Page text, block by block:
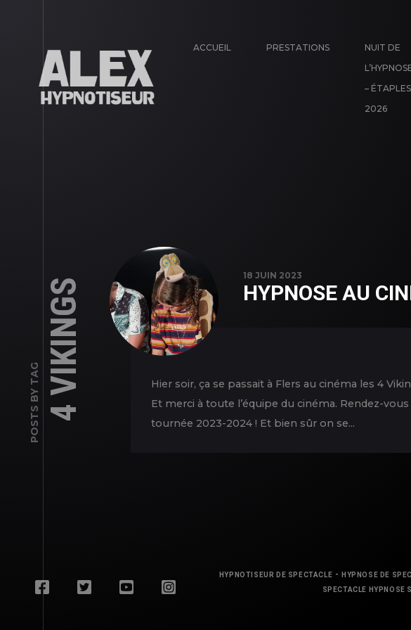
ACCUEIL PRESTATIONS
NUIT DE
– ÉTAPLES
2026
POSTS BY TAG4 VIKINGS
18 JUIN 2023
HYPNOSE AU
Hier soir, ça se passait à Flers au cinéma les 4
Et merci à toute l’équipe du cinéma. Rendez-
tournée 2023-2024 ! Et bien sûr on se...
HYPNOTISEUR DE SPECTACLE - HYPNOSE DE
SPECTACLE HYPNOSE